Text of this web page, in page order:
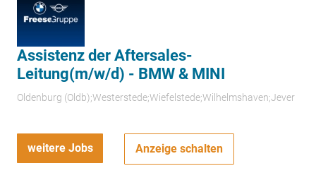
Assistenz der Aftersales-
Leitung(m/w/d) - BMW & MINI
Oldenburg (Oldb);Westerstede;Wiefelstede;Wilhelmshaven;Jever
weitere Jobs Anzeige schalten